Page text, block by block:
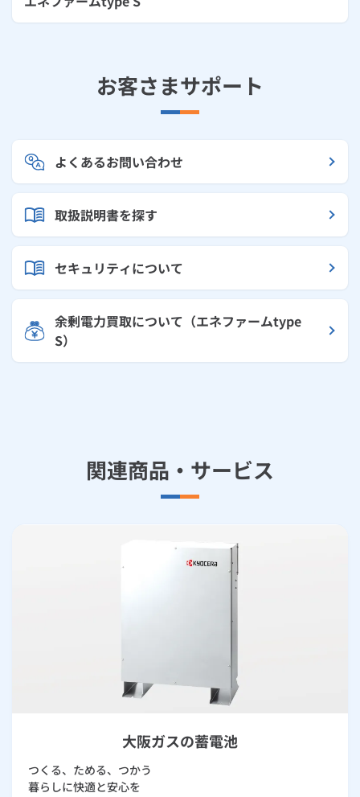
お客さまサポート
よくあるお問い合わせ
取扱説明書を探す
セキュリティについて
余剰電力買取について（エネファームtype
S）
関連商品・サービス
大阪ガスの蓄電池
つくる、ためる、つかう
暮らしに快適と安心を